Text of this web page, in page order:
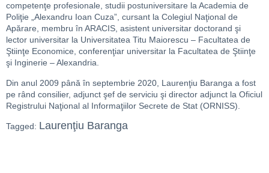
competenţe profesionale, studii postuniversitare la Academia de
Poliţie „Alexandru Ioan Cuza”, cursant la Colegiul Naţional de
Apărare, membru în ARACIS, asistent universitar doctorand şi
lector universitar la Universitatea Titu Maiorescu – Facultatea de
Ştiinţe Economice, conferenţiar universitar la Facultatea de Ştiinţe
şi Inginerie – Alexandria.
Din anul 2009 până în septembrie 2020, Laurenţiu Baranga a fost
pe rând consilier, adjunct şef de serviciu şi director adjunct la Oficiul
Registrului Naţional al Informaţiilor Secrete de Stat (ORNISS).
Tagged: Laurenţiu Baranga